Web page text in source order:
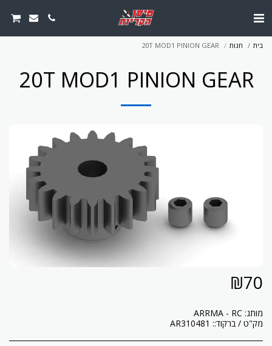
בית חנות 20T MOD1 PINION GEAR
20T MOD1 PINION GEAR
₪70
מותג: ARRMA - RC
מק"ט / ברקוד:: AR310481